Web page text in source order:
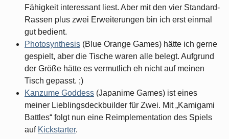
Fähigkeit interessant liest. Aber mit den vier Standard-
Rassen plus zwei Erweiterungen bin ich erst einmal
gut bedient.
Photosynthesis (Blue Orange Games) hätte ich gerne
gespielt, aber die Tische waren alle belegt. Aufgrund
der Größe hätte es vermutlich eh nicht auf meinen
Tisch gepasst. ;)
Kanzume Goddess (Japanime Games) ist eines
meiner Lieblingsdeckbuilder für Zwei. Mit „Kamigami
Battles“ folgt nun eine Reimplementation des Spiels
auf Kickstarter.